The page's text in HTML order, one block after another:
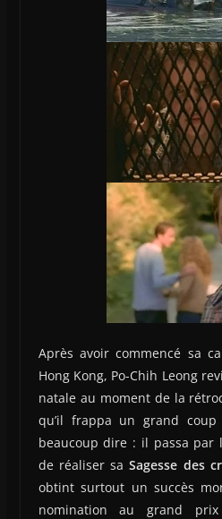
Après avoir commencé sa
Hong Kong, Po-Chih Leong
natale au moment de la
qu’il frappa un grand
beaucoup dire : il passa par
de réaliser saSagesse des
obtint surtout un succès
nomination au grand